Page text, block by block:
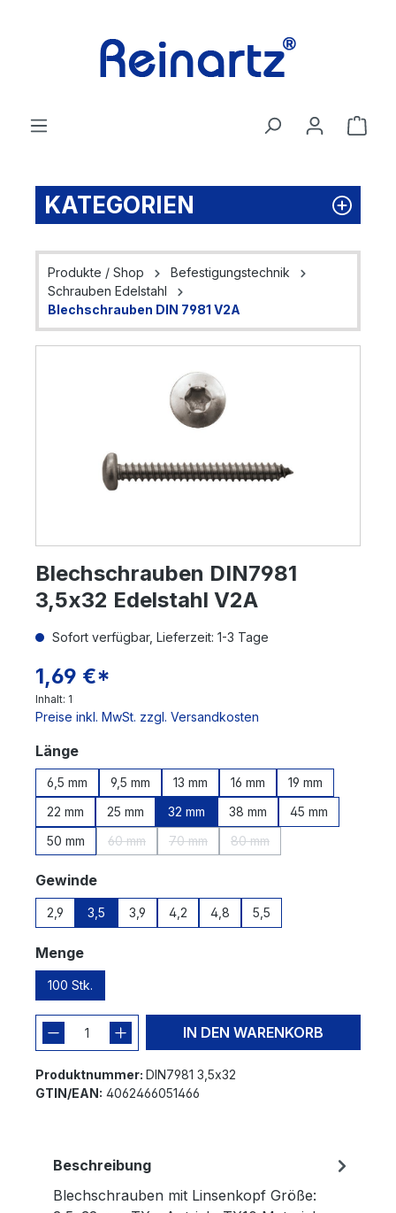
KATEGORIEN
Produkte / Shop
Befestigungstechnik
Schrauben Edelstahl
Blechschrauben DIN 7981 V2A
Blechschrauben DIN7981
3,5x32 Edelstahl V2A
Sofort verfügbar, Lieferzeit: 1-3 Tage
1,69 €*
Inhalt: 1
Preise inkl. MwSt. zzgl. Versandkosten
Längeauswählen
6,5 mm 9,5 mm 13 mm 16 mm
19 mm
22 mm
25 mm 32 mm 38 mm
45 mm
50 mm
60 mm 70 mm 80 mm
Gewindeauswählen
2,9 3,5 3,9 4,2 4,8 5,5
Mengeauswählen
100 Stk.
IN DEN WARENKORB
Produktnummer: DIN7981 3,5x32
GTIN/EAN: 4062466051466
Beschreibung
Blechschrauben mit Linsenkopf Größe: